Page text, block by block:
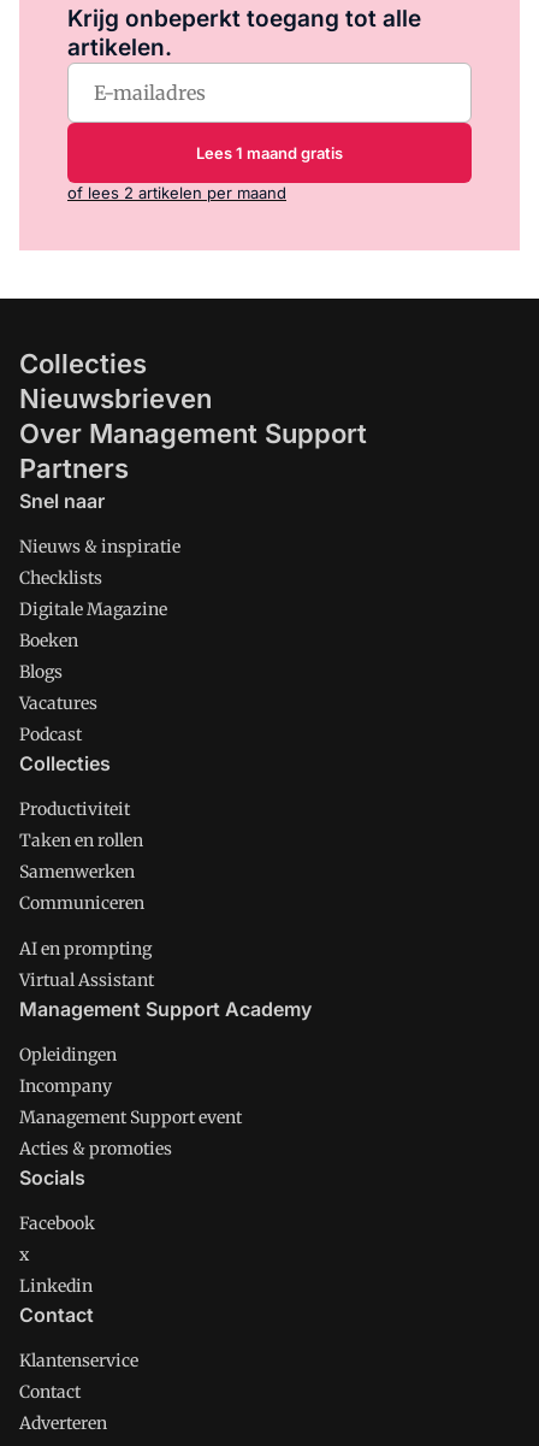
Krijg onbeperkt toegang tot alle
artikelen.
Lees 1 maand gratis
of lees 2 artikelen per maand
Collecties
Nieuwsbrieven
Over Management Support
Partners
Snel naar
Nieuws & inspiratie
Checklists
Digitale Magazine
Boeken
Blogs
Vacatures
Podcast
Collecties
Productiviteit
Taken en rollen
Samenwerken
Communiceren
AI en prompting
Virtual Assistant
Management Support Academy
Opleidingen
Incompany
Management Support event
Acties & promoties
Socials
Facebook
x
Linkedin
Contact
Klantenservice
Contact
Adverteren